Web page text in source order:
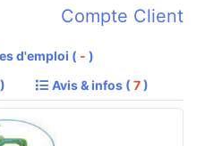
Compte Client
d'emploi ( - )
) Avis & infos ( 7)